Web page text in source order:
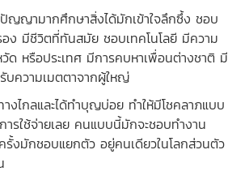
ญามากศึกษาสิ่งได้มักเข้าใจลึกซึ้ง ชอบ
ง มีชีวิตที่ทันสมัย ชอบเทคโนโลยี มีความ
ด หรือประเทศ มีการคบหาเพื่อนต่างชาติ มี
ความเมตตาจากผู้ใหญ่
กลและได้ทำบุญบ่อย ทำให้มีโชคลาภแบบ
รใช้จ่ายเลย คนแบบนี้มักจะชอบทำงาน
งมักชอบแยกตัว อยู่คนเดียวในโลกส่วนตัว